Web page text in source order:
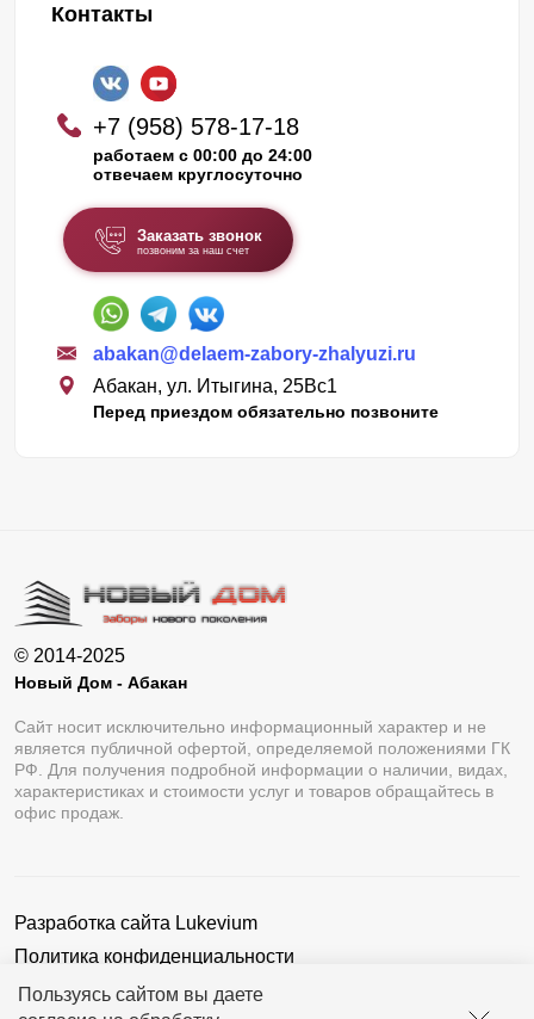
Пользуясь сайтом вы даете
Контакты
+7 (958) 578-17-18
работаем с 00:00 до 24:00
отвечаем круглосуточно
Заказать звонок
позвоним за наш счет
abakan@delaem-zabory-zhalyuzi.ru
Абакан, ул. Итыгина, 25Вс1
Перед приездом обязательно позвоните
© 2014-2025
Новый Дом - Абакан
Сайт носит исключительно информационный характер и не
является публичной офертой, определяемой положениями ГК
РФ. Для получения подробной информации о наличии, видах,
характеристиках и стоимости услуг и товаров обращайтесь в
офис продаж.
Разработка сайта Lukevium
Политика конфиденциальности
Пользовательское соглашение